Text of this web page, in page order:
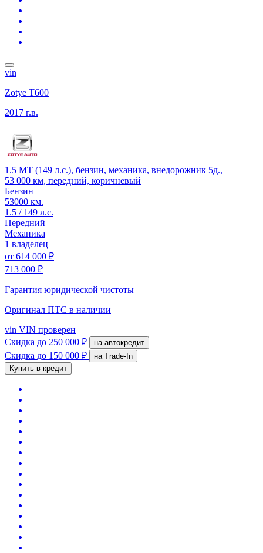
vin
Zotye T600
2017 г.в.
1.5 MT (149 л.с.), бензин, механика, внедорожник 5д.,
53 000 км, передний, коричневый
Бензин
53000 км.
1.5 / 149 л.с.
Передний
Механика
1 владелец
от 614 000 ₽
713 000 ₽
Гарантия юридической чистоты
Оригинал ПТС в наличии
vin VIN проверен
Скидка до 250 000 ₽ на автокредит
Скидка до 150 000 ₽
на Trade-In
Купить в кредит